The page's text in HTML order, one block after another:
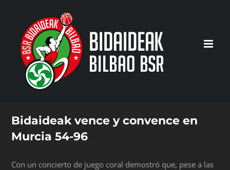
contenido
Bidaideak vence y convence en
Murcia 54-96
Con un concierto de juego coral demostró que, pese a las